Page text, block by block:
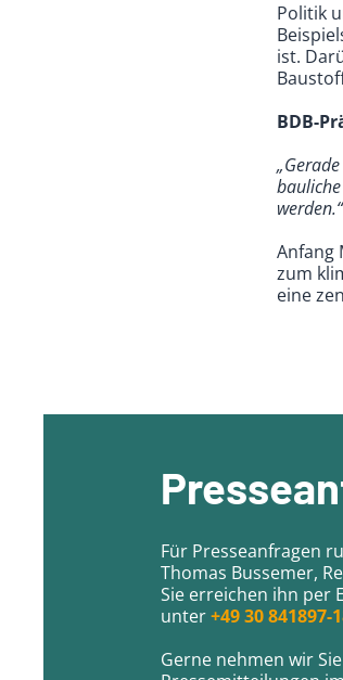
Politik
ist.
BDB-
werden.“
Anfang
zum
eine
Für Presseanfragen
Thomas Bussemer,
Sie erreichen ihn per
unter+49 30 841897-
Gerne nehmen wir